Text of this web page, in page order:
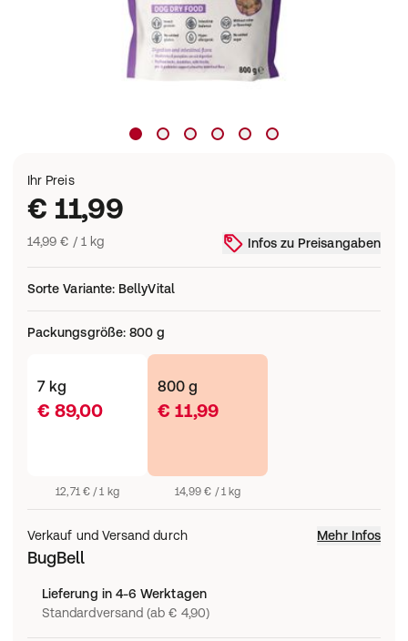
Ihr Preis
€ 11,99
14,99 € / 1 kg Infos zu Preisangaben
Sorte Variante: BellyVital
Packungsgröße:800 g
7 kg
€ 89,00
12,71 € / 1 kg
800 g
€ 11,99
14,99 € / 1 kg
Verkauf und Versand durch Mehr Infos
BugBell
Lieferung in 4-6 Werktagen
Standardversand (ab € 4,90)